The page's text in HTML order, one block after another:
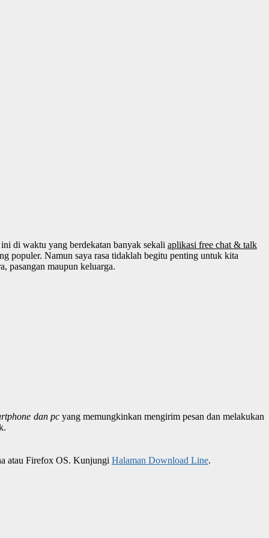
di waktu yang berdekatan banyak sekali aplikasi free chat & talk
populer. Namun saya rasa tidaklah begitu penting untuk kita
pasangan maupun keluarga.
dan pcyang memungkinkan mengirim pesan dan melakukan
atau Firefox OS. Kunjungi Halaman Download Line.